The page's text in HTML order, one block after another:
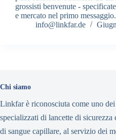
grossisti benvenute -
e mercato nel primo messaggio.
info@linkfar.de
Chi siamo
Linkfar è riconosciuta come uno
specializzati di lancette di
di sangue capillare, al servizio dei